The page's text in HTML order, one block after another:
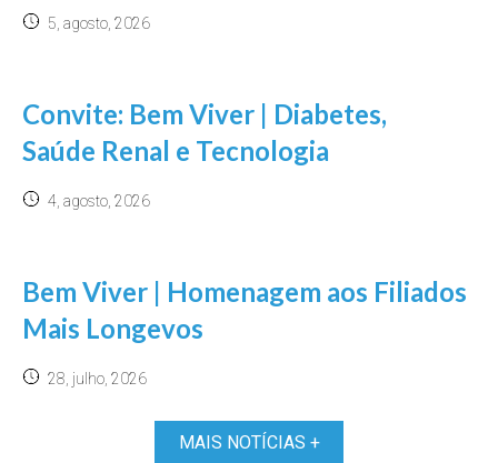
5, agosto, 2026
Convite: Bem Viver | Diabetes,
Saúde Renal e Tecnologia
4, agosto, 2026
Bem Viver | Homenagem aos Filiados
Mais Longevos
28, julho, 2026
MAIS NOTÍCIAS +